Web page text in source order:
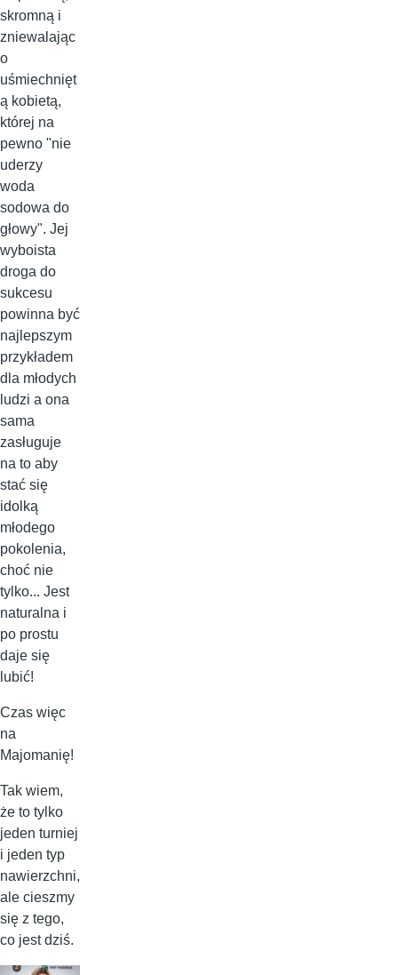
skromną i
zniewalając
o
uśmiechnięt
ą kobietą,
której na
pewno "nie
uderzy
woda
sodowa do
głowy". Jej
wyboista
droga do
sukcesu
powinna być
najlepszym
przykładem
dla młodych
ludzi a ona
sama
zasługuje
na to aby
stać się
idolką
młodego
pokolenia,
choć nie
tylko... Jest
naturalna i
po prostu
daje się
lubić!
Czas więc
na
Majomanię!
Tak wiem,
że to tylko
jeden turniej
i jeden typ
nawierzchni,
ale cieszmy
się z tego,
co jest dziś.